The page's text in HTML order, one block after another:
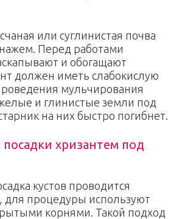
или суглинистая почва
Перед работами
и обогащают
должен иметь слабокислую
мульчирования
и глинистые земли под
на них быстро погибнет.
хризантем под
кустов проводится
для процедуры используют
корнями. Такой подход